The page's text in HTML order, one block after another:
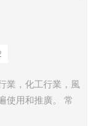
業，化工行業，風
使用和推廣。 常